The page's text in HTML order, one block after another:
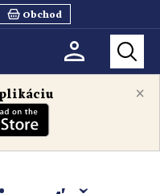
Obchod
×